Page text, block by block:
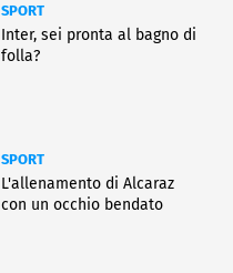
SPORT
Inter, sei pronta al bagno di
folla?
SPORT
L'allenamento di Alcaraz
con un occhio bendato